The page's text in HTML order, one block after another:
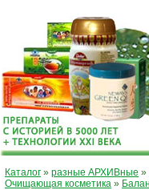
Каталог » разные АРХИВные »
Очищающая косметика »